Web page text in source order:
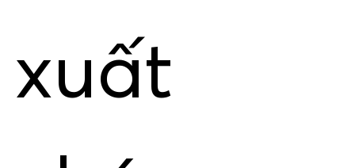
xuất